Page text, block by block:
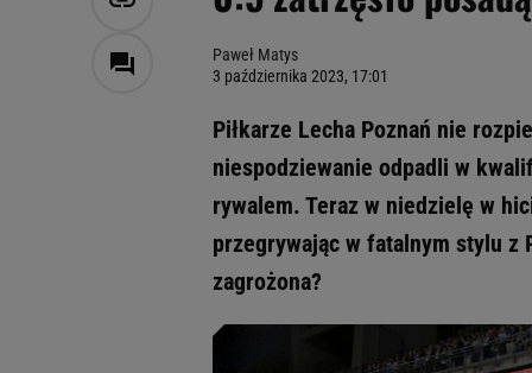
Paweł Matys
3 października 2023, 17:01
Piłkarze Lecha Poznań nie
niespodziewanie odpadli w
rywalem. Teraz w niedzielę w
przegrywając w fatalnym stylu z
zagrożona?
Użycie dokładnych
badnie odbiorców i